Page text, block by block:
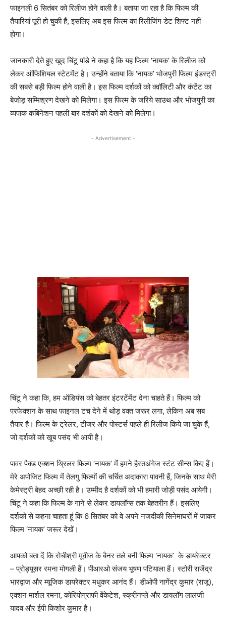
फाइनली 6 सितंबर को रिलीज होने वाली है। बताया जा रहा है कि फिल्‍म की
तैयारियां पूरी हो चुकी हैं, इसलिए अब इस फिल्‍म का रिलीजिंग डेट शिफ्ट नहीं
होगा।
जानकारी देते हुए खुद चिंटू पांडे ने कहा है कि यह फिल्‍म ‘नायक’ के रिलीज को
लेकर ऑफिशियल स्‍टेटमेंट है। उन्‍होंने बताया कि ‘नायक’ भोजपुरी फिल्‍म इंडस्‍ट्री
की सबसे बड़ी फिल्‍म होने वाली है। इस फिल्‍म दर्शकों को क्‍वॉलिटी और कंटेंट का
बेजोड़ सम्मिश्रण देखने को मिलेगा। इस फिल्‍म के जरिये साउथ और भोजपुरी का
व्‍यपाक कंबिनेशन पहली बार दर्शकों को देखने को मिलेगा।
- Advertisement -
चिंटू ने कहा कि, हम ऑडियंस को बेहतर इंटरटेंमेंट देना चाहते हैं। फिल्‍म को
परफेक्‍शन के साथ फाइनल टच देने में थोड़ वक्‍त जरूर लगा, लेकिन अब सब
तैयार है। फिल्‍म के ट्रेलर, टीजर और पोस्‍टर्स पहले ही रिलीज किये जा चुके हैं,
जो दर्शकों को खूब पसंद भी आयी है।
पावर पैक्ड एक्शन थ्रिलर फिल्म ‘नायक’ में हमने हैरतअंगेज स्टंट सीन्स किए हैं।
मेरे अपोजिट फिल्‍म में तेलगु फिल्‍मों की चर्चित अदाकारा पावनी हैं, जिनके साथ मेरी
केमेस्‍ट्री बेहद अच्‍छी रही है। उम्‍मीद है दर्शकों को भी हमारी जोड़ी पसंद आयेगी।
चिंटू ने कहा कि फिल्‍म के गाने से लेकर डायलॉग्‍स तक बेहतरीन हैं। इसलिए
दर्शकों से कहना चाहता हूं कि 6 सितंबर को वे अपने नजदी‍की सिनेमाघरों में जाकर
फिल्‍म ‘नायक’ जरूर देखें।
आपको बता दें कि रोचीश्री मूवीज के बैनर तले बनी फिल्‍म ‘नायक’ के डायरेक्‍टर
– प्रोड्यूसर रमना मोगली हैं। पीआरओ संजय भूषण पटियाला हैं। स्‍टोरी राजेंद्र
भारद्वाज और म्‍यूजिक डायरेक्‍टर मधुकर आनंद हैं। डीओपी नागेंद्र कुमार (राजू),
एक्‍शन मार्शल रमना, कोरियोग्राफी वेंकेटेश, स्क्रीनप्ले और डायलॉग लालजी
यादव और ईपी किशोर कुमार है।